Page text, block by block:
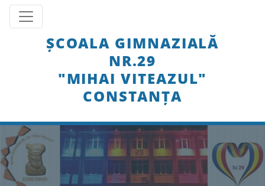
SkipToggle navigation
ȘCOALA GIMNAZIALĂ
NR.29
"MIHAI VITEAZUL"
CONSTANȚA